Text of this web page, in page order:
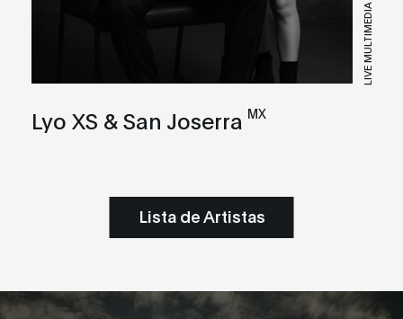
LIVE MULTIMEDIA
Lyo XS & San Joserra MX
Lista de Artistas